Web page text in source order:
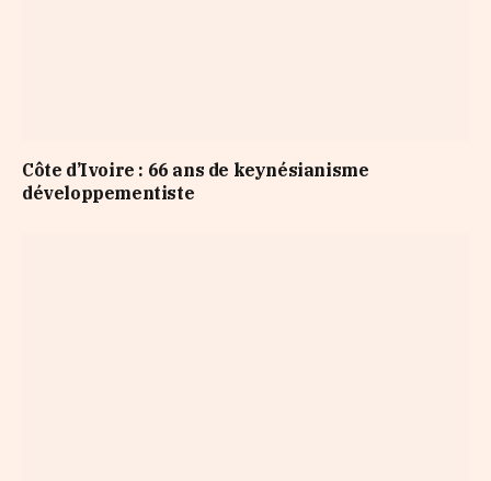
Côte d’Ivoire : 66 ans de keynésianisme
développementiste